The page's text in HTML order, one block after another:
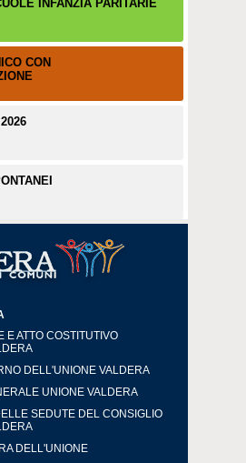
INFANZIA PARITARIE
CON
E ATTO COSTITUTIVO
DELL'UNIONE VALDERA
UNIONE VALDERA
SEDUTE DEL CONSIGLIO
DELL'UNIONE